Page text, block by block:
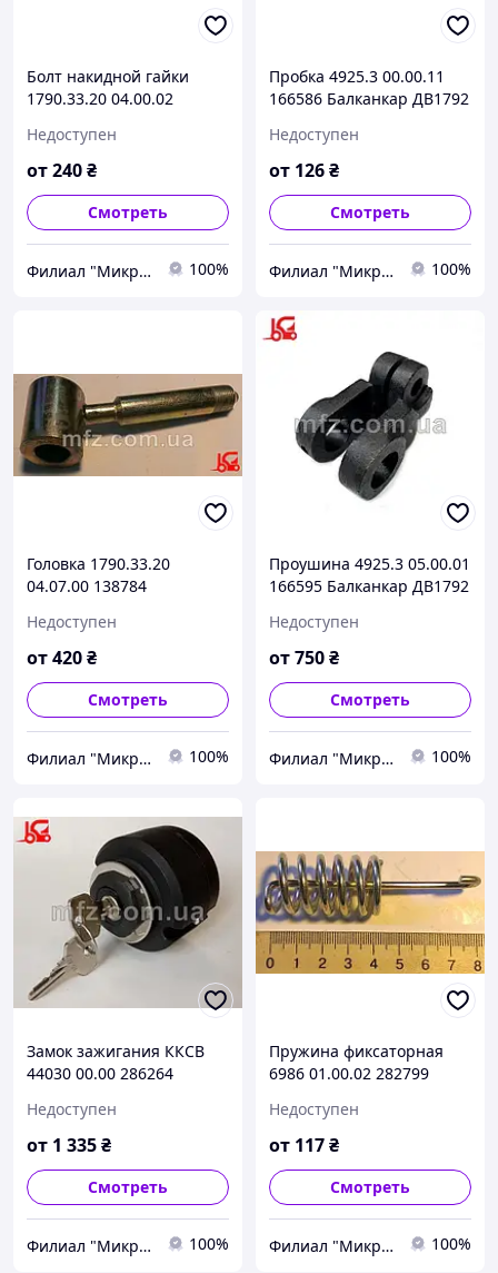
Болт накидной гайки
1790.33.20 04.00.02
Недоступен
от240₴
Смотреть
Филиал "Микро-Ф Запорожье" ООО "Микро-Ф" 100%
Пробка 4925.3 00.00.11
166586 Балканкар ДВ1792
Недоступен
от 126₴
Смотреть
Филиал "Микро-Ф Запорожье" ООО "Микро-Ф" 100%
Головка 1790.33.20
04.07.00 138784
Недоступен
от420₴
Смотреть
Филиал "Микро-Ф Запорожье" ООО "Микро-Ф" 100%
Проушина 4925.3 05.00.01
166595 Балканкар ДВ1792
Недоступен
от750₴
Смотреть
Филиал "Микро-Ф Запорожье" ООО "Микро-Ф" 100%
Замок зажигания ККСВ
44030 00.00 286264
ЕВ717 ЕВ735
Недоступен
от 1 335₴
Смотреть
Филиал "Микро-Ф Запорожье" ООО "Микро-Ф" 100%
Пружина фиксаторная
6986 01.00.02 282799
Недоступен
от 117₴
Смотреть
Филиал "Микро-Ф Запорожье" ООО "Микро-Ф" 100%